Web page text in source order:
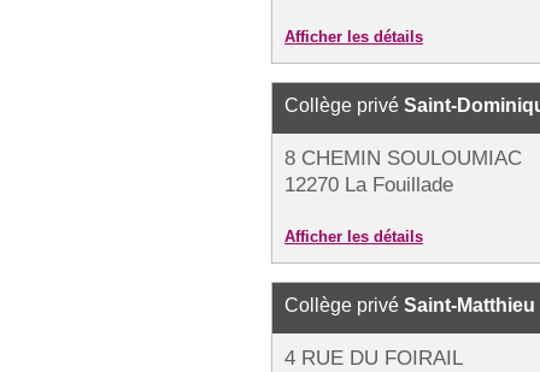
Afficher les détails
Collège privé Saint-
8 CHEMIN SOULOUMIAC
12270 La Fouillade
Afficher les détails
Collège privé Saint-Matthieu
4 RUE DU FOIRAIL